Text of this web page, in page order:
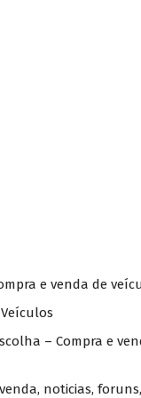
e venda de
– Compra e
noticias,